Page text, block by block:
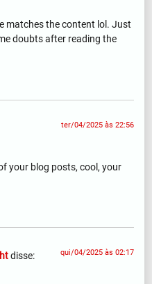
matches the content lol. Just
doubts after reading the
ter/04/2025 às 22:56
your blog posts, cool, your
disse: qui/04/2025 às 02:17